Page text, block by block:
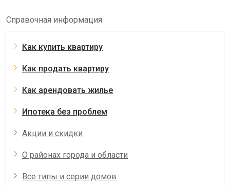
Справочная информация
Как купить квартиру
Как продать квартиру
Как арендовать жилье
Ипотека без проблем
Акции и скидки
О районах города и области
Все типы и серии домов